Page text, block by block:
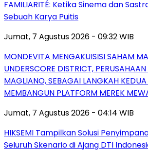
FAMILIARITÉ: Ketika Sinema dan
Sebuah Karya Puitis
Jumat, 7 Agustus 2026 - 09:32 WIB
MONDEVITA MENGAKUISISI SAHAM
UNDERSCORE DISTRICT,
MAGLIANO, SEBAGAI LANGKAH
MEMBANGUN PLATFORM MEREK
Jumat, 7 Agustus 2026 - 04:14 WIB
HIKSEMI Tampilkan Solusi
Seluruh Skenario di Ajang DTI